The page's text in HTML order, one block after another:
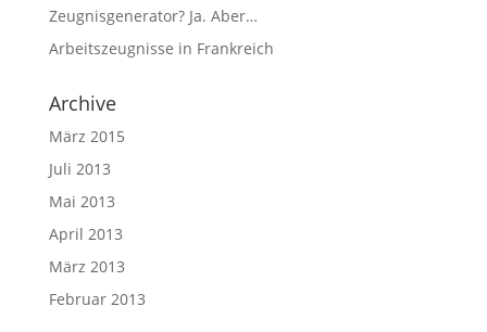
Zeugnisgenerator? Ja. Aber…
Arbeitszeugnisse in Frankreich
Archive
März 2015
Juli 2013
Mai 2013
April 2013
März 2013
Februar 2013